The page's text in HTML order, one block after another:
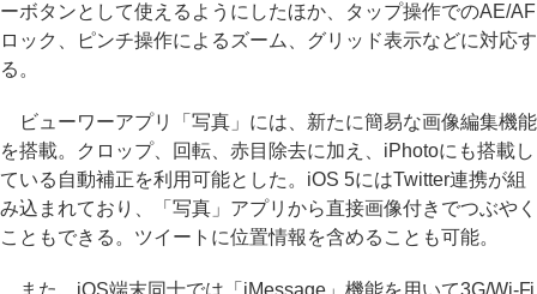
ーボタンとして使えるようにしたほか、タップ操作でのAE/AF
ロック、ピンチ操作によるズーム、グリッド表示などに対応す
る。
ビューワーアプリ「写真」には、新たに簡易な画像編集機能
を搭載。クロップ、回転、赤目除去に加え、iPhotoにも搭載し
ている自動補正を利用可能とした。iOS 5にはTwitter連携が組
み込まれており、「写真」アプリから直接画像付きでつぶやく
こともできる。ツイートに位置情報を含めることも可能。
また、iOS端末同士では「iMessage」機能を用いて3G/Wi-Fi